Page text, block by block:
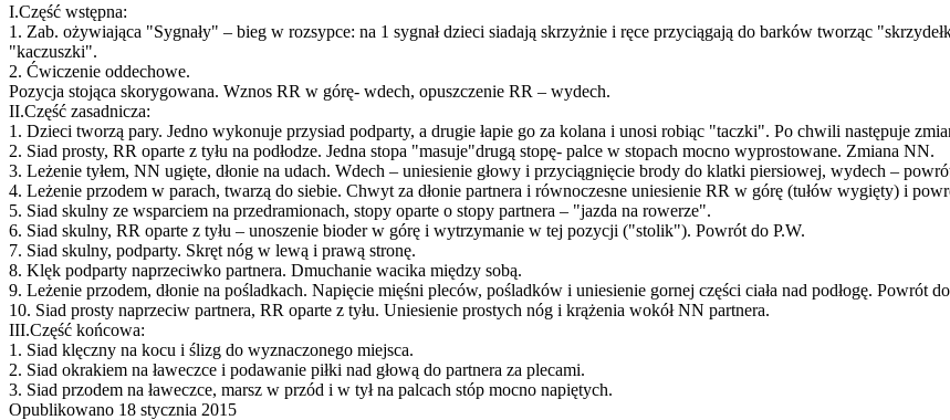
I.Część wstępna:
1. Zab. ożywiająca "Sygnały" – bieg w rozsypce: na 1 sygnał dzieci siadają skrzyżnie i ręce przyciągają do barków tworząc
"kaczuszki".
2. Ćwiczenie oddechowe.
Pozycja stojąca skorygowana. Wznos RR w górę- wdech, opuszczenie RR – wydech.
II.Część zasadnicza:
1. Dzieci tworzą pary. Jedno wykonuje przysiad podparty, a drugie łapie go za kolana i unosi robiąc "taczki". Po chwili następuje
2. Siad prosty, RR oparte z tyłu na podłodze. Jedna stopa "masuje"drugą stopę- palce w stopach mocno wyprostowane. Zmiana NN.
3. Leżenie tyłem, NN ugięte, dłonie na udach. Wdech – uniesienie głowy i przyciągnięcie brody do klatki piersiowej, wydech –
4. Leżenie przodem w parach, twarzą do siebie. Chwyt za dłonie partnera i równoczesne uniesienie RR w górę (tułów wygięty) i
5. Siad skulny ze wsparciem na przedramionach, stopy oparte o stopy partnera – "jazda na rowerze".
6. Siad skulny, RR oparte z tyłu – unoszenie bioder w górę i wytrzymanie w tej pozycji ("stolik"). Powrót do P.W.
7. Siad skulny, podparty. Skręt nóg w lewą i prawą stronę.
8. Klęk podparty naprzeciwko partnera. Dmuchanie wacika między sobą.
9. Leżenie przodem, dłonie na pośladkach. Napięcie mięśni pleców, pośladków i uniesienie gornej części ciała nad podłogę. Powrót
10. Siad prosty naprzeciw partnera, RR oparte z tyłu. Uniesienie prostych nóg i krążenia wokół NN partnera.
III.Część końcowa:
1. Siad klęczny na kocu i ślizg do wyznaczonego miejsca.
2. Siad okrakiem na ławeczce i podawanie piłki nad głową do partnera za plecami.
3. Siad przodem na ławeczce, marsz w przód i w tył na palcach stóp mocno napiętych.
Opublikowano 18 stycznia 2015